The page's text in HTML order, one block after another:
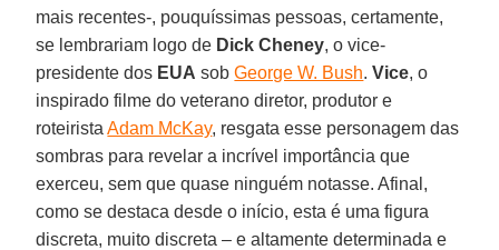
mais recentes-, pouquíssimas pessoas, certamente,
se lembrariam logo de Dick Cheney, o vice-
presidente dos EUA sobGeorge W. Bush.Vice, o
inspirado filme do veterano diretor, produtor e
roteiristaAdam McKay, resgata esse personagem das
sombras para revelar a incrível importância que
exerceu, sem que quase ninguém notasse. Afinal,
como se destaca desde o início, esta é uma figura
discreta, muito discreta – e altamente determinada e